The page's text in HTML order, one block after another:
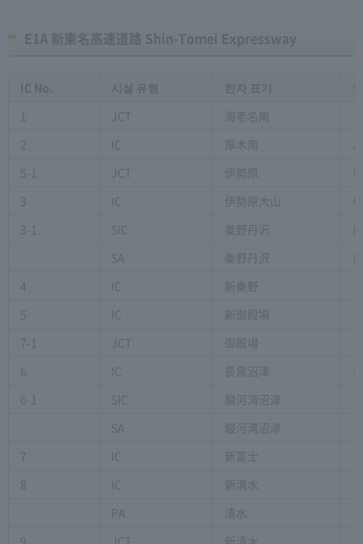
E1A 新東名高速道路 Shin-Tomei Expressway
1
JCT 海老名南
2
IC 厚木南
5-1
JCT 伊勢原
3
IC 伊勢原大山
3-1
SIC 秦野丹沢
SA
秦野丹沢
4
IC 新秦野
5
IC 新御殿場
7-1
JCT 御殿場
6
IC 長泉沼津
6-1
SIC 駿河湾沼津
SA
駿河湾沼津
7
IC 新富士
8
IC 新清水
PA
清水
9
JCT 新清水